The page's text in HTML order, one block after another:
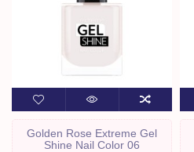
Golden Rose Extreme Gel
Shine Nail Color 06